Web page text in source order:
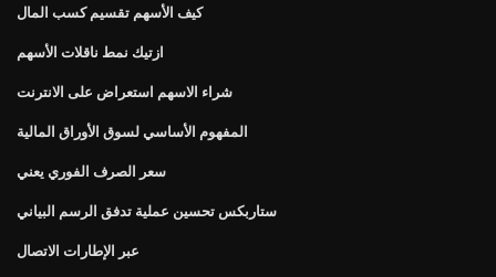
كيف الأسهم تقسيم كسب المال
ازتيك نمط ناقلات الأسهم
شراء الاسهم استعراض على الانترنت
المفهوم الأساسي لسوق الأوراق المالية
سعر الصرف الفوري يعني
ستاربكس تحسين عملية تدفق الرسم البياني
عبر الإطارات الاتصال